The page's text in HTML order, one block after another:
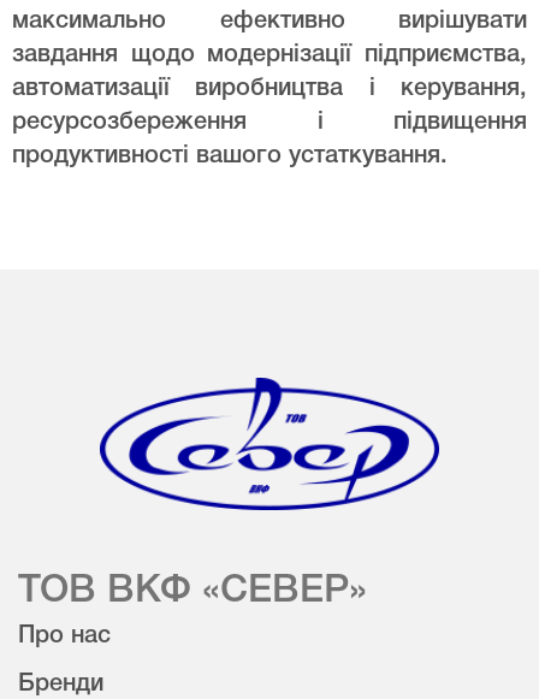
максимально ефективно вирішувати
завдання щодо модернізації підприємства,
автоматизації виробництва і керування,
ресурсозбереження і підвищення
продуктивності вашого устаткування.
ТОВ ВКФ «СЕВЕР»
Про нас
Бренди